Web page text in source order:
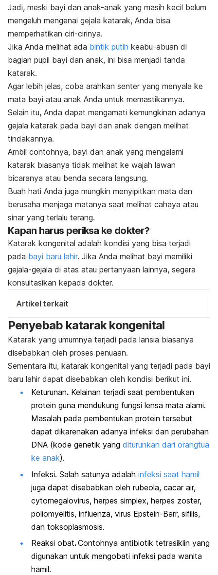
Jadi, meski bayi dan anak-anak yang masih kecil belum
mengeluh mengenai gejala katarak, Anda bisa
memperhatikan ciri-cirinya.
Jika Anda melihat ada bintik putih keabu-abuan di
bagian pupil bayi dan anak, ini bisa menjadi tanda
katarak.
Agar lebih jelas, coba arahkan senter yang menyala ke
mata bayi atau anak Anda untuk memastikannya.
Selain itu, Anda dapat mengamati kemungkinan adanya
gejala katarak pada bayi dan anak dengan melihat
tindakannya.
Ambil contohnya, bayi dan anak yang mengalami
katarak biasanya tidak melihat ke wajah lawan
bicaranya atau benda secara langsung.
Buah hati Anda juga mungkin menyipitkan mata dan
berusaha menjaga matanya saat melihat cahaya atau
sinar yang terlalu terang.
Kapan harus periksa ke dokter?
Katarak kongenital adalah kondisi yang bisa terjadi
pada bayi baru lahir. Jika Anda melihat bayi memiliki
gejala-gejala di atas atau pertanyaan lainnya, segera
konsultasikan kepada dokter.
Artikel terkait
Penyebab katarak kongenital
Katarak yang umumnya terjadi pada lansia biasanya
disebabkan oleh proses penuaan.
Sementara itu, katarak kongenital yang terjadi pada bayi
baru lahir dapat disebabkan oleh kondisi berikut ini.
Keturunan. Kelainan terjadi saat pembentukan
protein guna mendukung fungsi lensa mata alami.
Masalah pada pembentukan protein tersebut
dapat dikarenakan adanya infeksi dan perubahan
DNA (kode genetik yang diturunkan dari orangtua
ke anak).
Infeksi. Salah satunya adalah infeksi saat hamil
juga dapat disebabkan oleh rubeola, cacar air,
cytomegalovirus, herpes simplex, herpes zoster,
poliomyelitis, influenza, virus Epstein-Barr, sifilis,
dan toksoplasmosis.
Reaksi obat.Contohnya antibiotik tetrasiklin yang
digunakan untuk mengobati infeksi pada wanita
hamil.